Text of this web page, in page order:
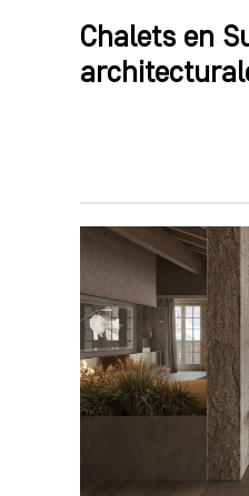
Chalets en